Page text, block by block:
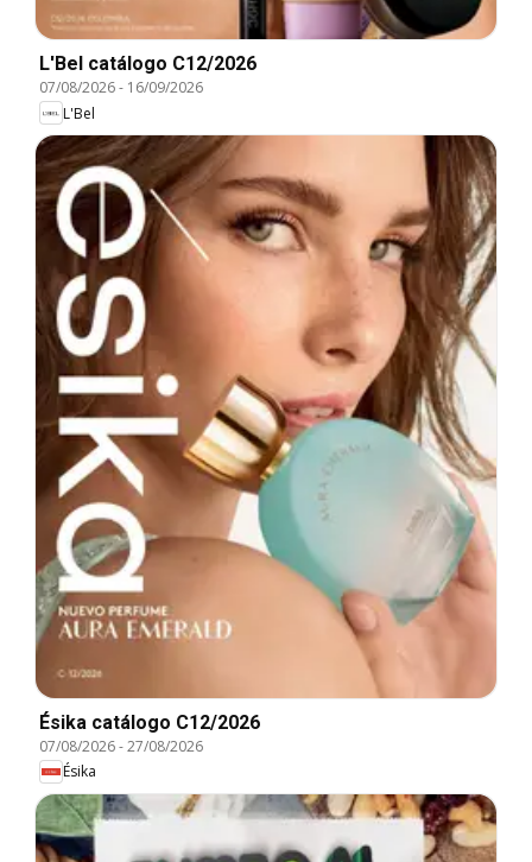
L'Bel catálogo C12/2026
07/08/2026- 16/09/2026
L'Bel
Ésika catálogo C12/2026
07/08/2026-27/08/2026
Ésika